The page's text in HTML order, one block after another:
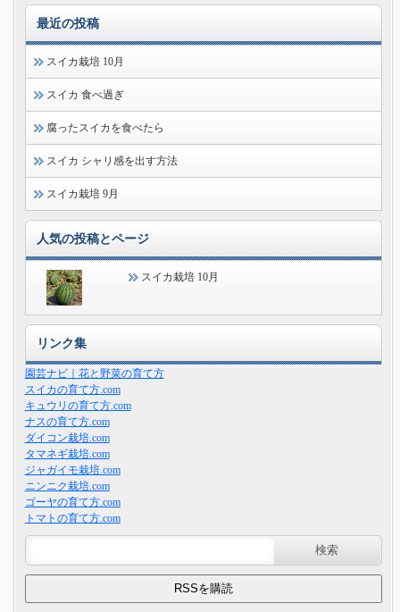
最近の投稿
スイカ栽培 10月
スイカ 食べ過ぎ
腐ったスイカを食べたら
スイカ シャリ感を出す方法
スイカ栽培 9月
人気の投稿とページ
スイカ栽培 10月
リンク集
園芸ナビ｜花と野菜の育て方
スイカの育て方.com
キュウリの育て方.com
ナスの育て方.com
ダイコン栽培.com
タマネギ栽培.com
ジャガイモ栽培.com
ニンニク栽培.com
ゴーヤの育て方.com
トマトの育て方.com